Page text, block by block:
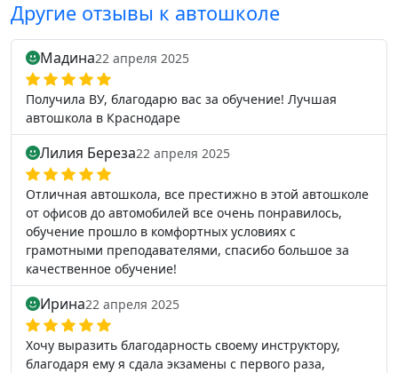
Другие отзывы к автошколе
Мадина22 апреля 2025
Получила ВУ, благодарю вас за обучение! Лучшая
автошкола в Краснодаре
Лилия Береза22 апреля 2025
Отличная автошкола, все престижно в этой автошколе
от офисов до автомобилей все очень понравилось,
обучение прошло в комфортных условиях с
грамотными преподавателями, спасибо большое за
качественное обучение!
Ирина22 апреля 2025
Хочу выразить благодарность своему инструктору,
благодаря ему я сдала экзамены с первого раза,